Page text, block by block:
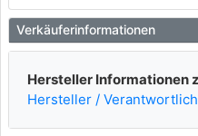
Verkäuferinformationen
Hersteller Informationen
Hersteller /